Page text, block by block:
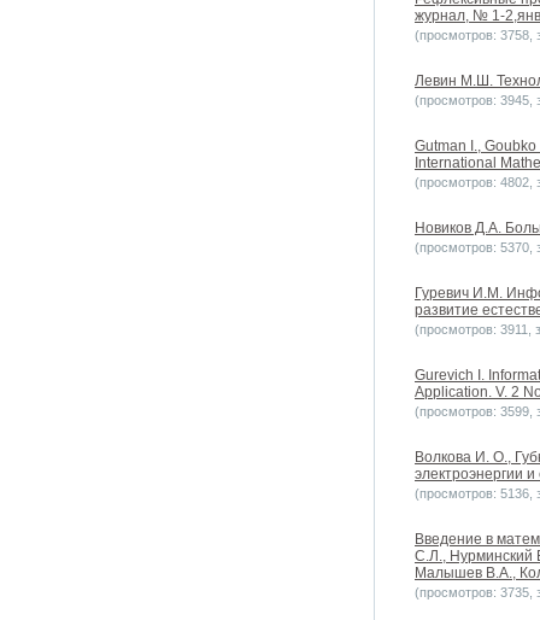
журнал, № 1-
(просмотров: 3758,
Левин М.Ш.
(просмотров: 3945,
Gutman I.,
International
(просмотров: 4802,
Новиков Д.А.
(просмотров: 5370,
Гуревич И.М.
развитие
(просмотров: 3911,
Gurevich I.
Application. V. 2
(просмотров: 3599,
Волкова И. О.,
электроэнергии
(просмотров: 5136,
Введение в
С.Л., Нурминский
Малышев В.А.,
(просмотров: 3735,